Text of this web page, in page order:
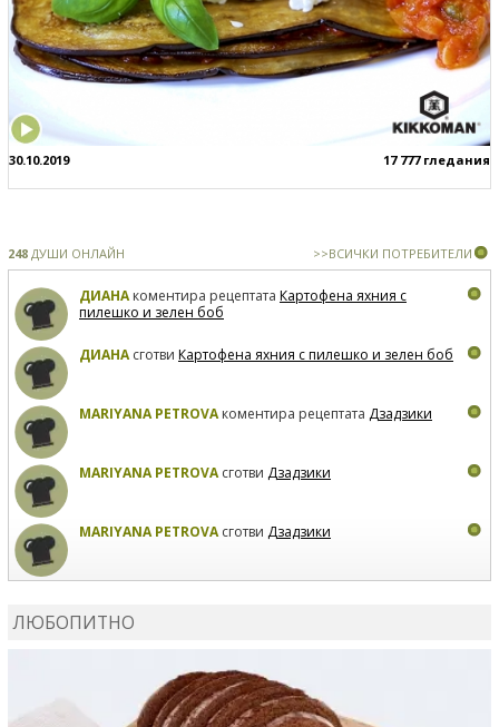
30.10.2019 17 777 гледания
248 ДУШИ ОНЛАЙН >>ВСИЧКИ ПОТРЕБИТЕЛИ
ДИАНАкоментира рецептата Картофена яхния с
пилешко и зелен боб
ДИАНАсготви Картофена яхния с пилешко и зелен боб
MARIYANA PETROVAкоментира рецептата Дзадзики
MARIYANA PETROVAсготви Дзадзики
MARIYANA PETROVAсготви Дзадзики
ЛЮБОПИТНО